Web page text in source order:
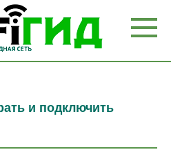
и подключить